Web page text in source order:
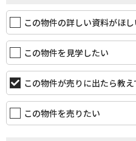
この物件の詳しい資料がほし
この物件を見学したい
この物件が売りに出たら教
この物件を売りたい